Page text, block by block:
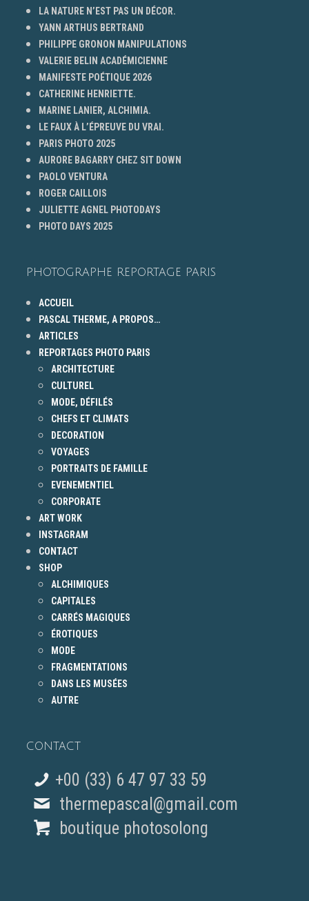
LA NATURE N’EST PAS UN DÉCOR.
YANN ARTHUS BERTRAND
PHILIPPE GRONON MANIPULATIONS
VALERIE BELIN ACADÉMICIENNE
MANIFESTE POÉTIQUE 2026
CATHERINE HENRIETTE.
MARINE LANIER, ALCHIMIA.
LE FAUX À L’ÉPREUVE DU VRAI.
PARIS PHOTO 2025
AURORE BAGARRY CHEZ SIT DOWN
PAOLO VENTURA
ROGER CAILLOIS
JULIETTE AGNEL PHOTODAYS
PHOTO DAYS 2025
PHOTOGRAPHE REPORTAGE PARIS
ACCUEIL
PASCAL THERME, A PROPOS…
ARTICLES
REPORTAGES PHOTO PARIS
ARCHITECTURE
CULTUREL
MODE, DÉFILÉS
CHEFS ET CLIMATS
DECORATION
VOYAGES
PORTRAITS DE FAMILLE
EVENEMENTIEL
CORPORATE
ART WORK
INSTAGRAM
CONTACT
SHOP
ALCHIMIQUES
CAPITALES
CARRÉS MAGIQUES
ÉROTIQUES
MODE
FRAGMENTATIONS
DANS LES MUSÉES
AUTRE
CONTACT
+00 (33) 6 47 97 33 59
thermepascal@gmail.com
boutique photosolong